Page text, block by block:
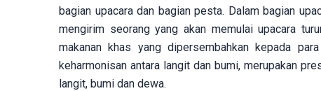
bagian upacara dan bagian pesta. Dalam bagian
mengirim seorang yang akan memulai upacara
makanan khas yang dipersembahkan kepada
keharmonisan antara langit dan bumi, merupakan
langit, bumi dan dewa.